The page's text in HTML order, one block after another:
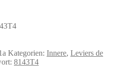
Kategorien: Innere, Leviers de
8143T4